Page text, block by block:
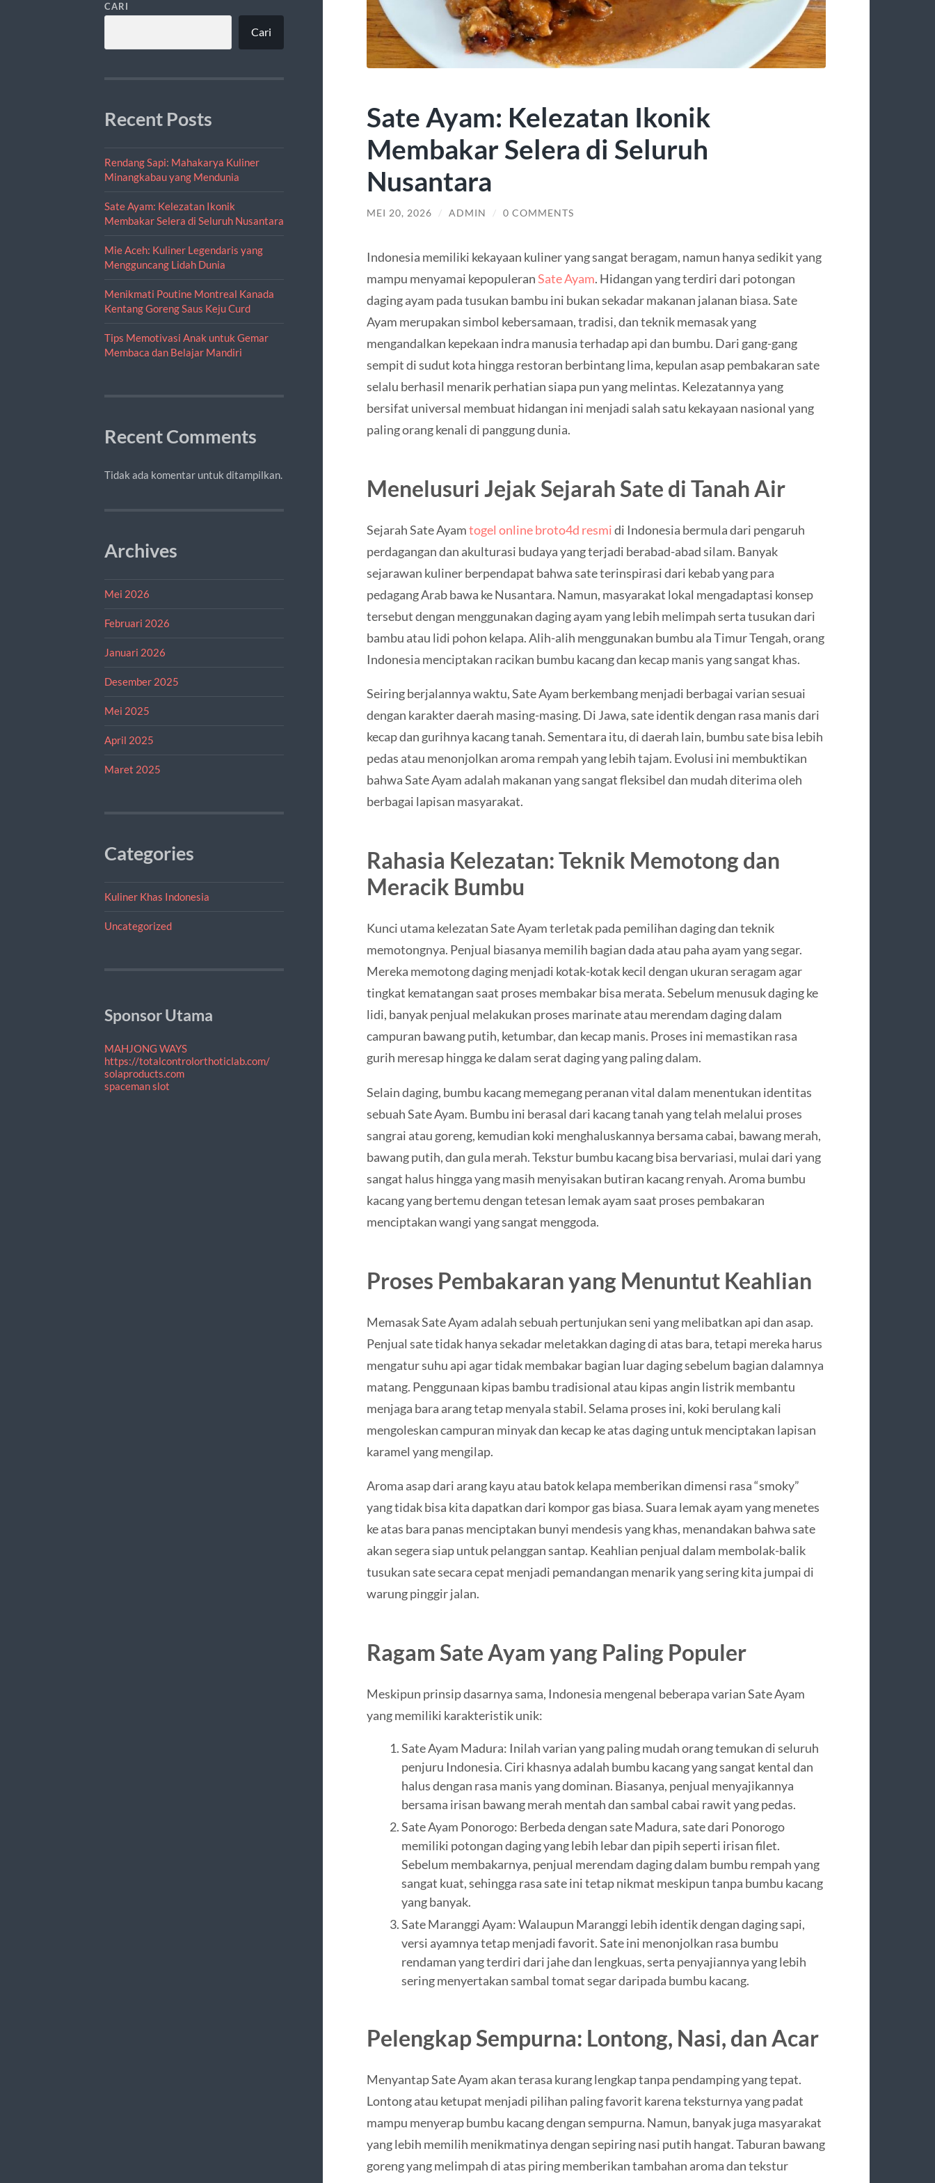
CARI
Cari
Recent Posts
Rendang Sapi: Mahakarya Kuliner
Minangkabau yang Mendunia
Sate Ayam: Kelezatan Ikonik
Membakar Selera di Seluruh Nusantara
Mie Aceh: Kuliner Legendaris yang
Mengguncang Lidah Dunia
Menikmati Poutine Montreal Kanada
Kentang Goreng Saus Keju Curd
Tips Memotivasi Anak untuk Gemar
Membaca dan Belajar Mandiri
Recent Comments
Tidak ada komentar untuk ditampilkan.
Archives
Mei 2026
Februari 2026
Januari 2026
Desember 2025
Mei 2025
April 2025
Maret 2025
Categories
Kuliner Khas Indonesia
Uncategorized
Sponsor Utama
MAHJONG WAYS
https://totalcontrolorthoticlab.com/
solaproducts.com
spaceman slot
Sate Ayam: Kelezatan Ikonik
Membakar Selera di Seluruh
Nusantara
MEI 20, 2026 / ADMIN / 0 COMMENTS
Indonesia memiliki kekayaan kuliner yang sangat beragam, namun hanya sedikit yang
mampu menyamai kepopuleranSate Ayam. Hidangan yang terdiri dari potongan
daging ayam pada tusukan bambu ini bukan sekadar makanan jalanan biasa. Sate
Ayam merupakan simbol kebersamaan, tradisi, dan teknik memasak yang
mengandalkan kepekaan indra manusia terhadap api dan bumbu. Dari gang-gang
sempit di sudut kota hingga restoran berbintang lima, kepulan asap pembakaran sate
selalu berhasil menarik perhatian siapa pun yang melintas. Kelezatannya yang
bersifat universal membuat hidangan ini menjadi salah satu kekayaan nasional yang
paling orang kenali di panggung dunia.
Menelusuri Jejak Sejarah Sate di Tanah Air
Sejarah Sate Ayamtogel online broto4d resmidi Indonesia bermula dari pengaruh
perdagangan dan akulturasi budaya yang terjadi berabad-abad silam. Banyak
sejarawan kuliner berpendapat bahwa sate terinspirasi dari kebab yang para
pedagang Arab bawa ke Nusantara. Namun, masyarakat lokal mengadaptasi konsep
tersebut dengan menggunakan daging ayam yang lebih melimpah serta tusukan dari
bambu atau lidi pohon kelapa. Alih-alih menggunakan bumbu ala Timur Tengah, orang
Indonesia menciptakan racikan bumbu kacang dan kecap manis yang sangat khas.
Seiring berjalannya waktu, Sate Ayam berkembang menjadi berbagai varian sesuai
dengan karakter daerah masing-masing. Di Jawa, sate identik dengan rasa manis dari
kecap dan gurihnya kacang tanah. Sementara itu, di daerah lain, bumbu sate bisa lebih
pedas atau menonjolkan aroma rempah yang lebih tajam. Evolusi ini membuktikan
bahwa Sate Ayam adalah makanan yang sangat fleksibel dan mudah diterima oleh
berbagai lapisan masyarakat.
Rahasia Kelezatan: Teknik Memotong dan
Meracik Bumbu
Kunci utama kelezatan Sate Ayam terletak pada pemilihan daging dan teknik
memotongnya. Penjual biasanya memilih bagian dada atau paha ayam yang segar.
Mereka memotong daging menjadi kotak-kotak kecil dengan ukuran seragam agar
tingkat kematangan saat proses membakar bisa merata. Sebelum menusuk daging ke
lidi, banyak penjual melakukan proses marinate atau merendam daging dalam
campuran bawang putih, ketumbar, dan kecap manis. Proses ini memastikan rasa
gurih meresap hingga ke dalam serat daging yang paling dalam.
Selain daging, bumbu kacang memegang peranan vital dalam menentukan identitas
sebuah Sate Ayam. Bumbu ini berasal dari kacang tanah yang telah melalui proses
sangrai atau goreng, kemudian koki menghaluskannya bersama cabai, bawang merah,
bawang putih, dan gula merah. Tekstur bumbu kacang bisa bervariasi, mulai dari yang
sangat halus hingga yang masih menyisakan butiran kacang renyah. Aroma bumbu
kacang yang bertemu dengan tetesan lemak ayam saat proses pembakaran
menciptakan wangi yang sangat menggoda.
Proses Pembakaran yang Menuntut Keahlian
Memasak Sate Ayam adalah sebuah pertunjukan seni yang melibatkan api dan asap.
Penjual sate tidak hanya sekadar meletakkan daging di atas bara, tetapi mereka harus
mengatur suhu api agar tidak membakar bagian luar daging sebelum bagian dalamnya
matang. Penggunaan kipas bambu tradisional atau kipas angin listrik membantu
menjaga bara arang tetap menyala stabil. Selama proses ini, koki berulang kali
mengoleskan campuran minyak dan kecap ke atas daging untuk menciptakan lapisan
karamel yang mengilap.
Aroma asap dari arang kayu atau batok kelapa memberikan dimensi rasa “smoky”
yang tidak bisa kita dapatkan dari kompor gas biasa. Suara lemak ayam yang menetes
ke atas bara panas menciptakan bunyi mendesis yang khas, menandakan bahwa sate
akan segera siap untuk pelanggan santap. Keahlian penjual dalam membolak-balik
tusukan sate secara cepat menjadi pemandangan menarik yang sering kita jumpai di
warung pinggir jalan.
Ragam Sate Ayam yang Paling Populer
Meskipun prinsip dasarnya sama, Indonesia mengenal beberapa varian Sate Ayam
yang memiliki karakteristik unik:
Sate Ayam Madura: Inilah varian yang paling mudah orang temukan di seluruh
penjuru Indonesia. Ciri khasnya adalah bumbu kacang yang sangat kental dan
halus dengan rasa manis yang dominan. Biasanya, penjual menyajikannya
bersama irisan bawang merah mentah dan sambal cabai rawit yang pedas.
Sate Ayam Ponorogo: Berbeda dengan sate Madura, sate dari Ponorogo
memiliki potongan daging yang lebih lebar dan pipih seperti irisan filet.
Sebelum membakarnya, penjual merendam daging dalam bumbu rempah yang
sangat kuat, sehingga rasa sate ini tetap nikmat meskipun tanpa bumbu kacang
yang banyak.
Sate Maranggi Ayam: Walaupun Maranggi lebih identik dengan daging sapi,
versi ayamnya tetap menjadi favorit. Sate ini menonjolkan rasa bumbu
rendaman yang terdiri dari jahe dan lengkuas, serta penyajiannya yang lebih
sering menyertakan sambal tomat segar daripada bumbu kacang.
Pelengkap Sempurna: Lontong, Nasi, dan Acar
Menyantap Sate Ayam akan terasa kurang lengkap tanpa pendamping yang tepat.
Lontong atau ketupat menjadi pilihan paling favorit karena teksturnya yang padat
mampu menyerap bumbu kacang dengan sempurna. Namun, banyak juga masyarakat
yang lebih memilih menikmatinya dengan sepiring nasi putih hangat. Taburan bawang
goreng yang melimpah di atas piring memberikan tambahan aroma dan tekstur